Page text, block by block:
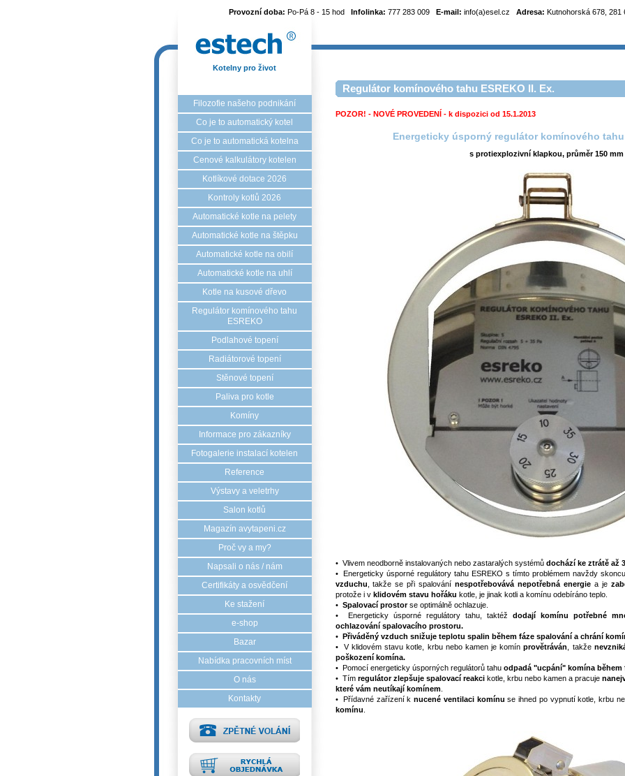
Provozní doba: Po-Pá 8 - 15 hod Infolinka: 777 283 009 E-mail: info(a)esel.cz Adresa: Kutnohorská 678, 281
Kotelny pro život
Filozofie našeho podnikání
Co je to automatický kotel
Co je to automatická kotelna
Cenové kalkulátory kotelen
Kotlíkové dotace 2026
Kontroly kotlů 2026
Automatické kotle na pelety
Automatické kotle na štěpku
Automatické kotle na obilí
Automatické kotle na uhlí
Kotle na kusové dřevo
Regulátor komínového tahu
ESREKO
Podlahové topení
Radiátorové topení
Stěnové topení
Paliva pro kotle
Komíny
Informace pro zákazníky
Fotogalerie instalací kotelen
Reference
Výstavy a veletrhy
Salon kotlů
Magazín avytapeni.cz
Proč vy a my?
Napsali o nás / nám
Certifikáty a osvědčení
Ke stažení
e-shop
Bazar
Nabídka pracovních míst
O nás
Kontakty
Regulátor komínového tahu ESREKO II. Ex.
POZOR! - NOVÉ PROVEDENÍ - k dispozici od 15.1.2013
Energeticky úsporný regulátor komínového tahu
s protiexplozivní klapkou, průměr 150 mm
• Vlivem neodborně instalovaných nebo zastaralých systémů dochází ke ztrátě až
• Energeticky úsporné regulátory tahu ESREKO s tímto problémem navždy
vzduchu , takže se při spalovánínespotřebovává nepotřebná energiea je
protože i v klidovém stavu hořáku kotle, je jinak kotli a komínu odebíráno teplo.
• Spalovací prostorse optimálně ochlazuje.
• Energeticky úsporné regulátory tahu, taktéž dodají komínu potřebné
ochlazování spalovacího prostoru.
• Přiváděný vzduch snižuje teplotu spalin během fáze spalování a chrání
• V klidovém stavu kotle, krbu nebo kamen je komínprovětráván , takže
poškození komína.
• Pomocí energeticky úsporných regulátorů tahu odpadá "ucpání" komína během
• Tím regulátor zlepšuje spalovací reakcikotle, krbu nebo kamen a pracuje
které vám neutíkají komínem.
• Přídavné zařízení knucené ventilaci komínu se ihned po vypnutí kotle, krbu
komínu